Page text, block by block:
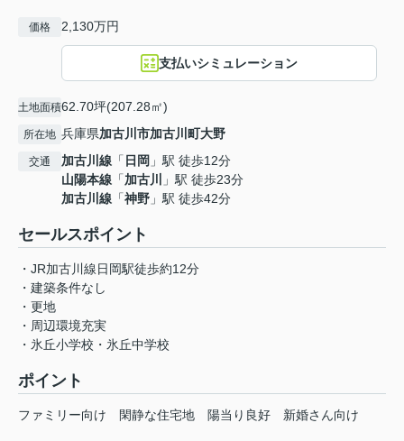
価格 2,130万円
支払いシミュレーション
土地面積62.70坪(207.28㎡)
所在地 兵庫県加古川市加古川町大野
交通 加古川線 「 日岡 」駅 徒歩12分
山陽本線 「加古川
」駅 徒歩23分
加古川線 「神野 」駅 徒歩42分
セールスポイント
・JR加古川線日岡駅徒歩約12分
・建築条件なし
・更地
・周辺環境充実
・氷丘小学校・氷丘中学校
ポイント
ファミリー向け 閑静な住宅地 陽当り良好 新婚さん向け